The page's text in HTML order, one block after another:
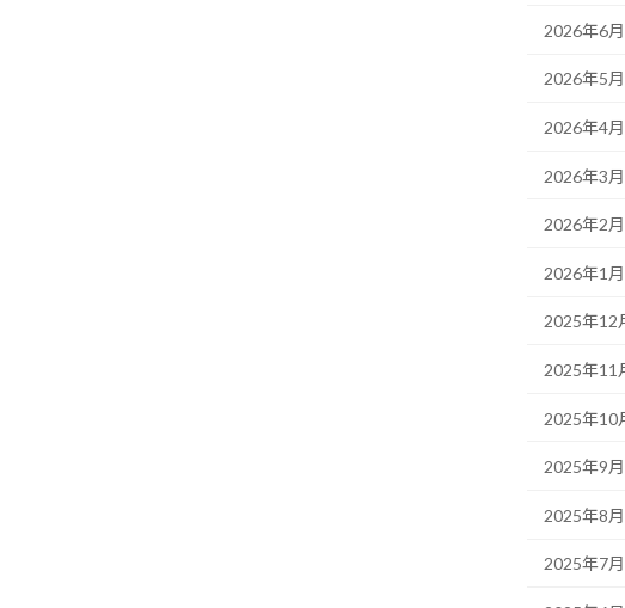
2026年6月
2026年5月
2026年4月
2026年3月
2026年2月
2026年1月
2025年12
2025年11
2025年10
2025年9月
2025年8月
2025年7月